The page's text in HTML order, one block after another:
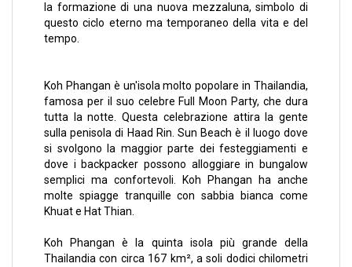
la formazione di una nuova mezzaluna, simbolo di
questo ciclo eterno ma temporaneo della vita e del
tempo.
Koh Phangan è un'isola molto popolare in Thailandia,
famosa per il suo celebre Full Moon Party, che dura
tutta la notte. Questa celebrazione attira la gente
sulla penisola di Haad Rin. Sun Beach è il luogo dove
si svolgono la maggior parte dei festeggiamenti e
dove i backpacker possono alloggiare in bungalow
semplici ma confortevoli. Koh Phangan ha anche
molte spiagge tranquille con sabbia bianca come
Khuat e Hat Thian.
Koh Phangan è la quinta isola più grande della
Thailandia con circa 167 km², a soli dodici chilometri